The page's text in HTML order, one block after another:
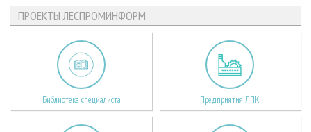
ПРОЕКТЫ ЛЕСПРОМИНФОРМ
Библиотека специалиста Предприятия ЛПК